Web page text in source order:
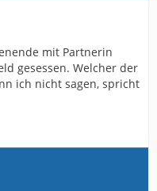
mit Partnerin
gesessen. Welcher der
ich nicht sagen, spricht